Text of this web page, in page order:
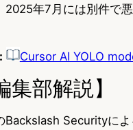
2025年7月には別件で
Cursor AI YOLO
集部解説】
Backslash Securityに